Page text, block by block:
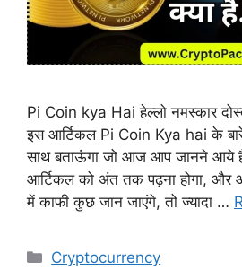
Pi Coin kya Hai हेल्लो नमस्कार
इस आर्टिकल Pi Coin Kya hai के
साथ बताऊंगा जो आज आप जानने आये
आर्टिकल को अंत तक पढ़ना होगा,
में काफी कुछ जान जाएंगे, तो ज्यादा …
Categories
Cryptocurrency